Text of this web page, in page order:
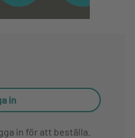
in
in för att beställa.